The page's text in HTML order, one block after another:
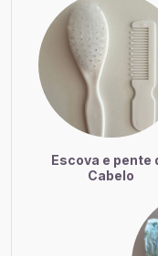
Escova e pente
Cabelo